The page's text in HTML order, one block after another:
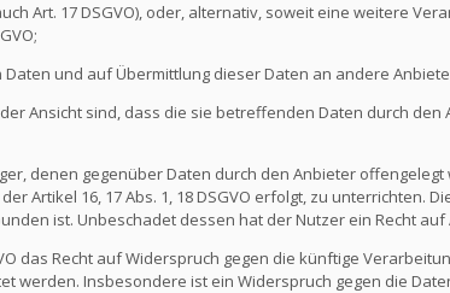
Art. 17 DSGVO), oder, alternativ, soweit eine weitere
und auf Übermittlung dieser Daten an andere
Ansicht sind, dass die sie betreffenden Daten durch
denen gegenüber Daten durch den Anbieter
Artikel 16, 17 Abs. 1, 18 DSGVO erfolgt, zu unterrichten.
ist. Unbeschadet dessen hat der Nutzer ein Recht
das Recht auf Widerspruch gegen die künftige
werden. Insbesondere ist ein Widerspruch gegen die